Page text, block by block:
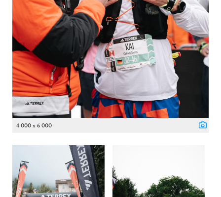
4 000 x 6 000